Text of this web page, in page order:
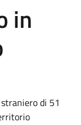
in
di 51